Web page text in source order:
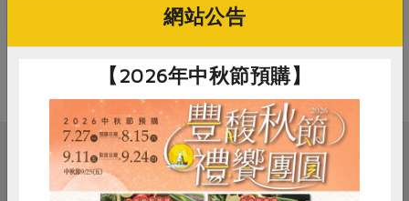
6.常見質地調整技巧實用分享
相關活動
網站公告
【2026年中秋節預購】